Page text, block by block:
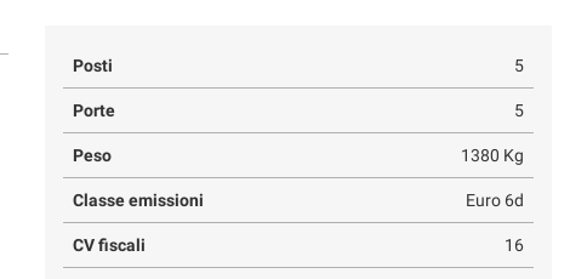
Posti 5
Porte 5
Peso 1380 Kg
Classe emissioni Euro 6d
CV fiscali 16